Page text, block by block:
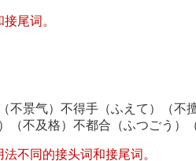
尾词。
景气）不得手（ふえて）（不
（不及格）不都合（ふつごう）
不同的接头词和接尾词。